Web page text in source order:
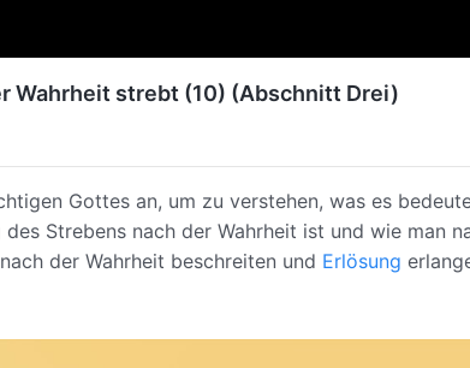
Wahrheit strebt (10) (Abschnitt Drei)
Gottes an, um zu verstehen, was es
Strebens nach der Wahrheit ist und wie man
der Wahrheit beschreiten und Erlösung